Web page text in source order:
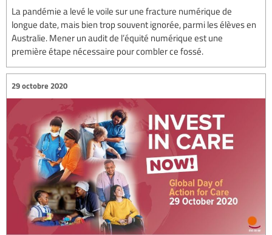
La pandémie a levé le voile sur une fracture numérique de
longue date, mais bien trop souvent ignorée, parmi les élèves en
Australie. Mener un audit de l’équité numérique est une
première étape nécessaire pour combler ce fossé.
29 octobre 2020